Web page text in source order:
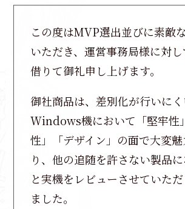
この度はMVP選出並びに素敵
いただき、運営事務局様に対
借りて御礼申し上げます。
御社商品は、差別化が行いに
Windows機において「堅牢性
性」「デザイン」の面で大変
り、他の追随を許さない製品
と実機をレビューさせていた
ました。